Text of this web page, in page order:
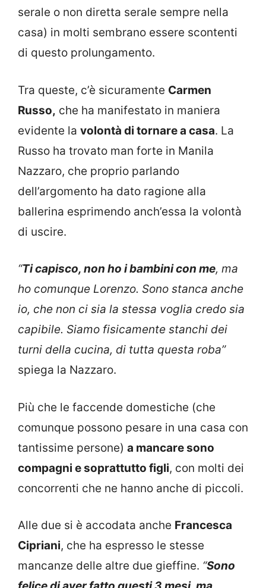
serale o non diretta serale sempre nella
casa) in molti sembrano essere scontenti
di questo prolungamento.
Tra queste, c’è sicuramente Carmen
Russo, che ha manifestato in maniera
evidente la volontà di tornare a casa. La
Russo ha trovato man forte in Manila
Nazzaro, che proprio parlando
dell’argomento ha dato ragione alla
ballerina esprimendo anch’essa la volontà
di uscire.
“Ti capisco, non ho i bambini con me, ma
ho comunque Lorenzo. Sono stanca anche
io, che non ci sia la stessa voglia credo sia
capibile. Siamo fisicamente stanchi dei
turni della cucina, di tutta questa roba”
spiega la Nazzaro.
Più che le faccende domestiche (che
comunque possono pesare in una casa con
tantissime persone) a mancare sono
compagni e soprattutto figli, con molti dei
concorrenti che ne hanno anche di piccoli.
Alle due si è accodata anche Francesca
Cipriani, che ha espresso le stesse
mancanze delle altre due gieffine. “Sono